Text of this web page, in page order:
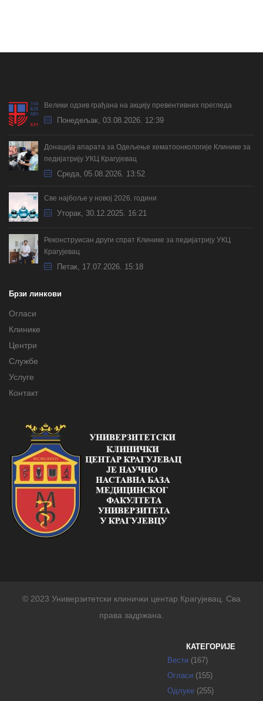
Велики одзив грађана на акцију превентивних прегледа
Понедељак, 03.08.2026. 12:39
Донација апарата за Одељење хематоонкологије Клинике за
педијатрију УКЦ Крагујевац
Cреда, 05.08.2026. 13:52
Све најбоље у новој 2026. години
Уторак, 30.12.2025. 16:21
Реконструисан други спрат Клинике за педијатрију УКЦ
Крагујевац
Петак, 17.07.2026. 15:18
Брзи линкови
Огласи
Клинике
Центри
Службе
Услуге
Контакт
© 2023 Универзитетски клинички центар Крагујевац. Сва
права задржана.
КАТЕГОРИЈЕ
Вести (167)
Огласи (155)
Одлуке (255)